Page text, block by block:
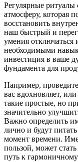
Регулярные
атмосферу, которая
восстановить
наш быстрый и
умения отключаться
необходимыми
инвестиция в ваше
фундамента для
Например,
вас вдохновляет,
такие простые, но
значительно
Важно определить
лично и будут
момент времени.
пользой, может
путь к